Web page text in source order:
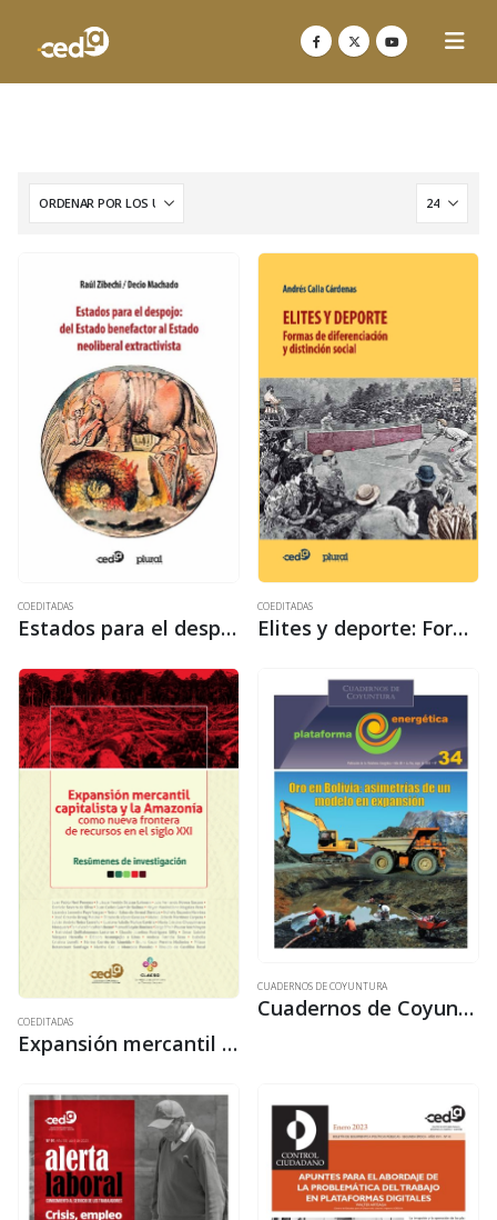
COEDITADAS
Estados para el despojo: del Estado benefactor al Estado neoliberal extractivista
COEDITADAS
Elites y deporte: Formas de diferenciación y distinción social
COEDITADAS
Expansión mercantil capitalista y la Amazonía como nueva frontera de recursos en el siglo XXI – Segunda edición
CUADERNOS DE COYUNTURA
Cuadernos de Coyuntura 34: Oro en Bolivia: asimetrías de un modelo en expansión